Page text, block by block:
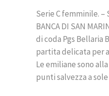
Serie C femminile. –
BANCA DI SAN
di coda Pgs Bellaria
partita delicata per
Le emiliane sono
punti salvezza a sole